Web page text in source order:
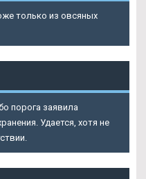
только из овсяных
порога заявила
Удается, хотя не